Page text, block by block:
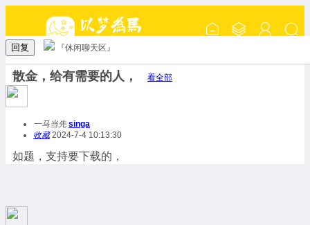
回复 『休闲聊天区』
散金，给有需要的人， 看全部
一马当先 singa
收藏2024-7-4 10:13:30
如题，支持要下载的，